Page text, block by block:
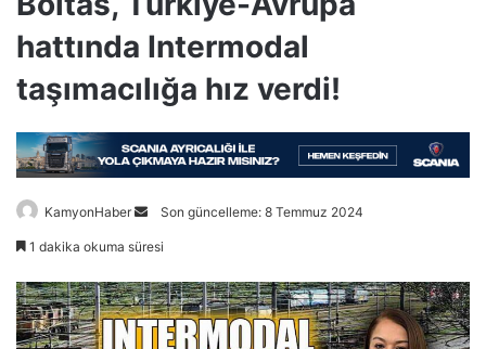
hattında Intermodal
taşımacılığa hız verdi!
KamyonHaber
Bir
göndermek
Son güncelleme: 8 Temmuz 2024
1 dakika okuma süresi